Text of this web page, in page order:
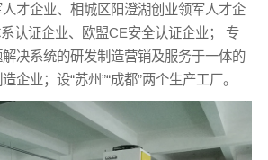
才企业、相城区阳澄湖创业领军人才企
认证企业、欧盟CE安全认证企业； 专
决系统的研发制造营销及服务于一体的
企业；设“苏州”“成都”两个生产工厂。